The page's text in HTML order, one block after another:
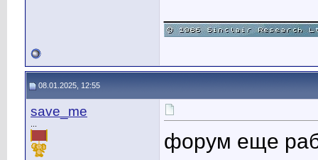
08.01.2025, 12:55
save_me
форум еще